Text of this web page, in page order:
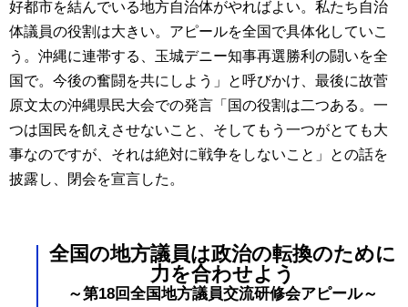
好都市を結んでいる地方自治体がやればよい。私たち自治
体議員の役割は大きい。アピールを全国で具体化していこ
う。沖縄に連帯する、玉城デニー知事再選勝利の闘いを全
国で。今後の奮闘を共にしよう」と呼びかけ、最後に故菅
原文太の沖縄県民大会での発言「国の役割は二つある。一
つは国民を飢えさせないこと、そしてもう一つがとても大
事なのですが、それは絶対に戦争をしないこと」との話を
披露し、閉会を宣言した。
全国の地方議員は政治の転換のために
力を合わせよう
～第18回全国地方議員交流研修会アピール～